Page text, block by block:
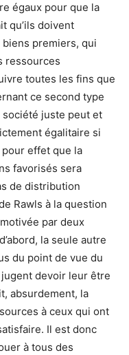
égaux pour que la
qu’ils doivent
premiers, qui
ressources
toutes les fins que
ce second type
juste peut et
égalitaire si
effet que la
favorisés sera
de distribution
Rawls à la question
par deux
la seule autre
du point de vue du
devoir leur être
absurdement, la
à ceux qui ont
Il est donc
à tous des